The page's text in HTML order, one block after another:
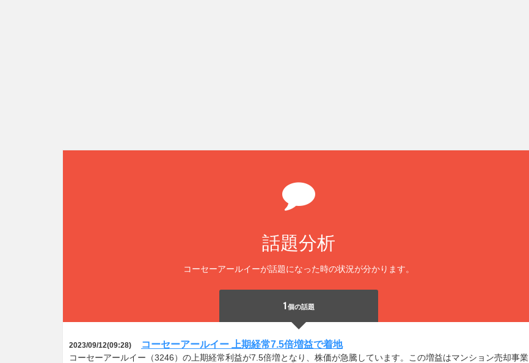
話題分析
コーセーアールイーが話題になった時の状況が分かります。
1個の話題
2023/09/12(09:28) コーセーアールイー 上期経常7.5倍増益で着地
コーセーアールイー（3246）の上期経常利益が7.5倍増となり、株価が急騰しています。この増益はマンション売却事業